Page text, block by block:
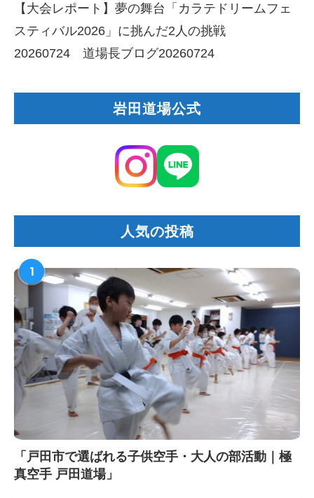
【大会レポート】夢の舞台「カラテドリームフェ
スティバル2026」に挑んだ2人の挑戦
20260724 道場長ブログ20260724
岩田道場公式
人気の投稿
1
「戸田市で選ばれる子供空手・大人の部活動｜極
真空手 戸田道場」